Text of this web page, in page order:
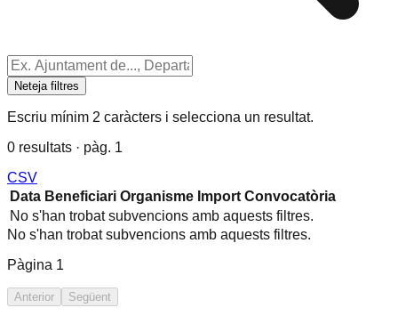
Neteja filtres
Escriu mínim 2 caràcters i selecciona un resultat.
0 resultats · pàg. 1
CSV
Data Beneficiari Organisme Import Convocatòria
No s'han trobat subvencions amb aquests filtres.
No s'han trobat subvencions amb aquests filtres.
Pàgina 1
Anterior Següent